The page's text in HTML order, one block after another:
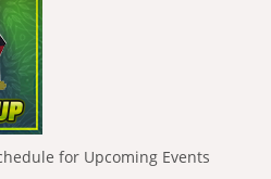
for Upcoming Events